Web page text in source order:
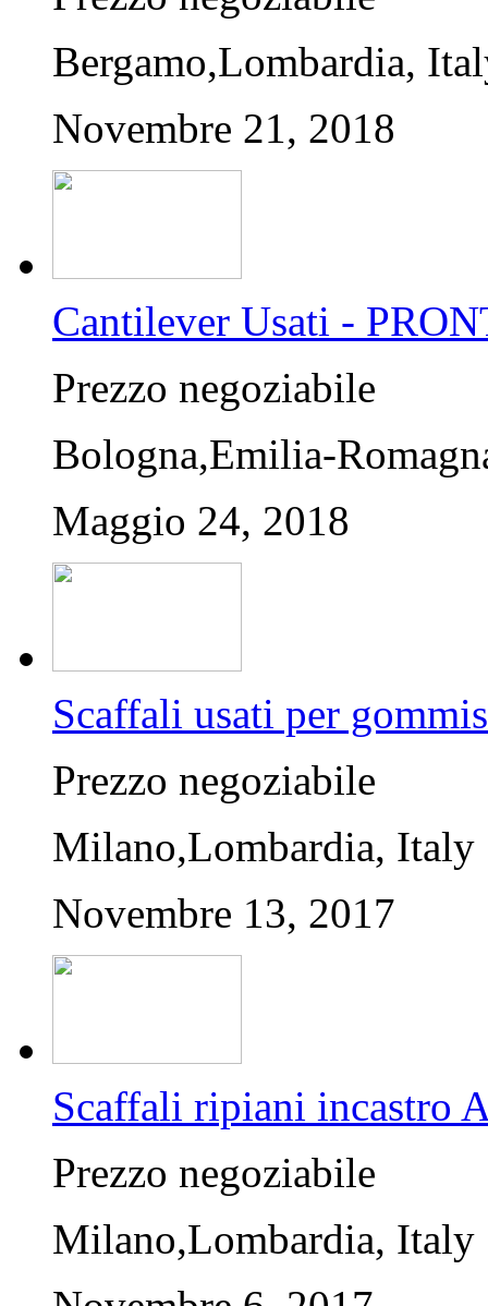
Bergamo,Lombardia,
Novembre 21, 2018
Cantilever Usati -
Prezzo negoziabile
Bologna,Emilia-
Maggio 24, 2018
Scaffali usati per
Prezzo negoziabile
Milano,Lombardia, Italy
Novembre 13, 2017
Scaffali ripiani incastro
Prezzo negoziabile
Milano,Lombardia, Italy